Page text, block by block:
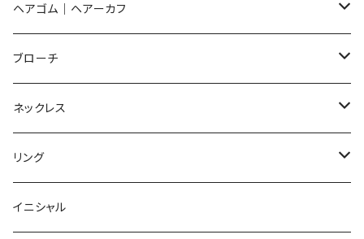
イヤリング
ノンホールピアス
ヘアゴム
ブローチ
ネックレス
ピアス
Flower
Dot
ノンホールピアス
Flower
Dot
イヤリング
Flower
Round
ヘアゴム｜ヘアーカフ
Flower
Round
Square
てんとう虫
ブローチ
Flower
Animal
猫
Lips
ネックレス
Flower
Animal
リング
Flower
イニシャル